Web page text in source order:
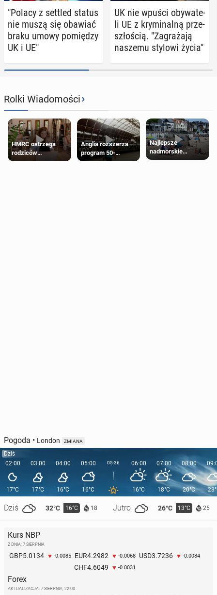
"Polacy z settled status
nie muszą się obawiać
braku umowy po­mię­dzy
UK i UE"
UK nie wpuści oby­wa­te­
li UE z kry­mi­nal­ną prze­
szło­ścią. "Za­gra­ża­ją
naszemu stylowi życia"
Rolki Wiadomości›
HMRC ostrzega
rodziców
pobierających Child
Anglia rozszerza
program 50-
procentowych
Najlepsze
nadmorskie
miasteczko blisko
Pogoda • London ZMIANA
Dziś
02:00
17°C
Dziś 32°C 16°C 18 Jutro 26°C 13°C 25
03:00
17°C
04:00
16°C
05:00
16°C
05:36 06:00
16°C
07:00
18°C
08:00
20°C
Kurs NBP
Z DNIA: 7 SIERPNIA
GBP5.0134 -0.0085 EUR4.2982 -0.0068 USD3.7236 -0.0084
CHF4.6049 -0.0031
Forex
AKTUALIZACJA: 7 SIERPNIA, 22:00